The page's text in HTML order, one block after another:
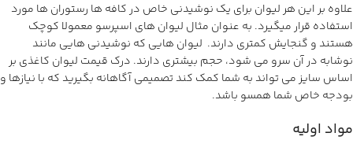
علاوه بر این هر لیوان برای یک نوشیدنی خاص در کافه ها رستوران ها مورد
استفاده قرار میگیرد. به عنوان مثال لیوان های اسپرسو معمولا کوچک
هستند و گنجایش کمتری دارند. لیوان هایی که نوشیدنی هایی مانند
نوشابه در آن سرو می شود، حجم بیشتری دارند. درک قیمت لیوان کاغذی بر
اساس سایز می تواند به شما کمک کند تصمیمی آگاهانه بگیرید که با نیازها و
بودجه خاص شما همسو باشد.
مواد اولیه